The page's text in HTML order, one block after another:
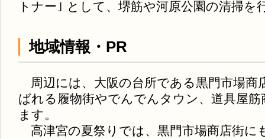
トナー｣ として、堺筋や河原公園の清掃を
地域情報・PR
周辺には、大阪の台所である黒門市場商
ばれる履物街やでんでんタウン、道具屋
ます。
高津宮の夏祭りでは、黒門市場商店街に